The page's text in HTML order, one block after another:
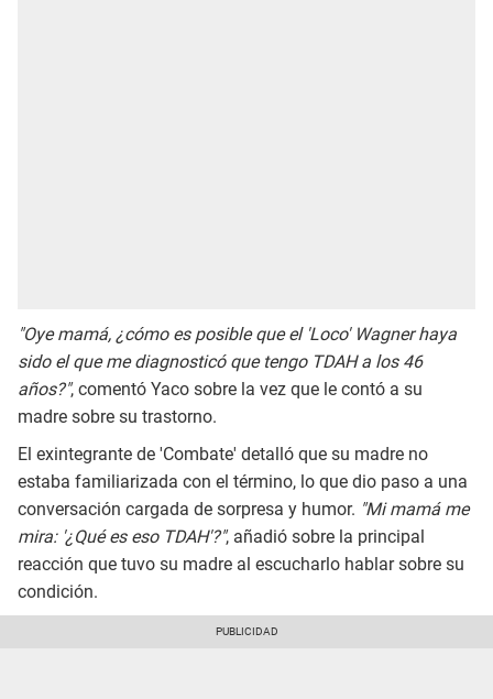
"Oye mamá, ¿cómo es posible que el 'Loco' Wagner haya
sido el que me diagnosticó que tengo TDAH a los 46
años?", comentó Yaco sobre la vez que le contó a su
madre sobre su trastorno.
El exintegrante de 'Combate' detalló que su madre no
estaba familiarizada con el término, lo que dio paso a una
conversación cargada de sorpresa y humor. "Mi mamá me
mira: '¿Qué es eso TDAH'?", añadió sobre la principal
reacción que tuvo su madre al escucharlo hablar sobre su
condición.